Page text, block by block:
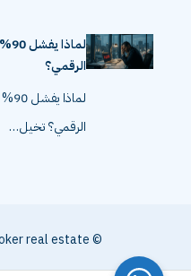
الرقمي؟
الرقمي؟ تخيل…
© All rights received, Broker real estate